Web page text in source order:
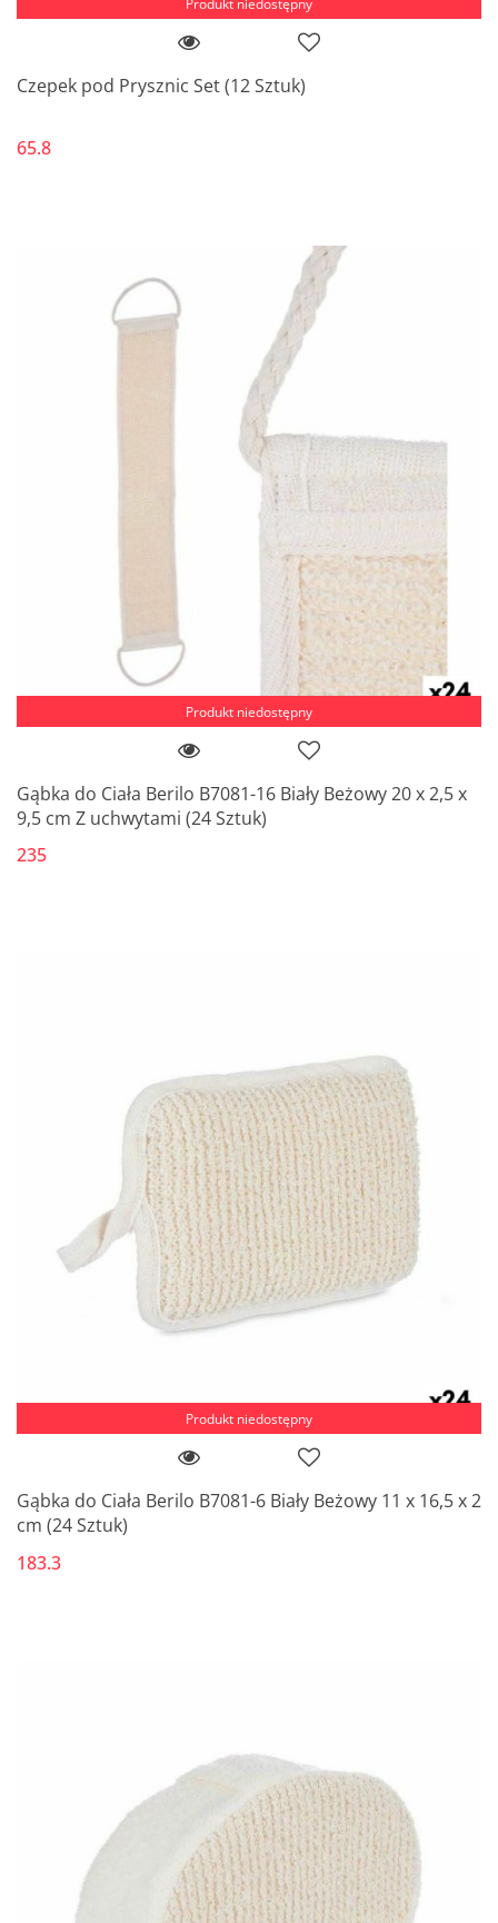
Produkt niedostępny
Czepek pod Prysznic Set (12 Sztuk)
65.8
Produkt niedostępny
Gąbka do Ciała Berilo B7081-16 Biały Beżowy 20 x 2,5 x
9,5 cm Z uchwytami (24 Sztuk)
235
Produkt niedostępny
Gąbka do Ciała Berilo B7081-6 Biały Beżowy 11 x 16,5 x 2
cm (24 Sztuk)
183.3